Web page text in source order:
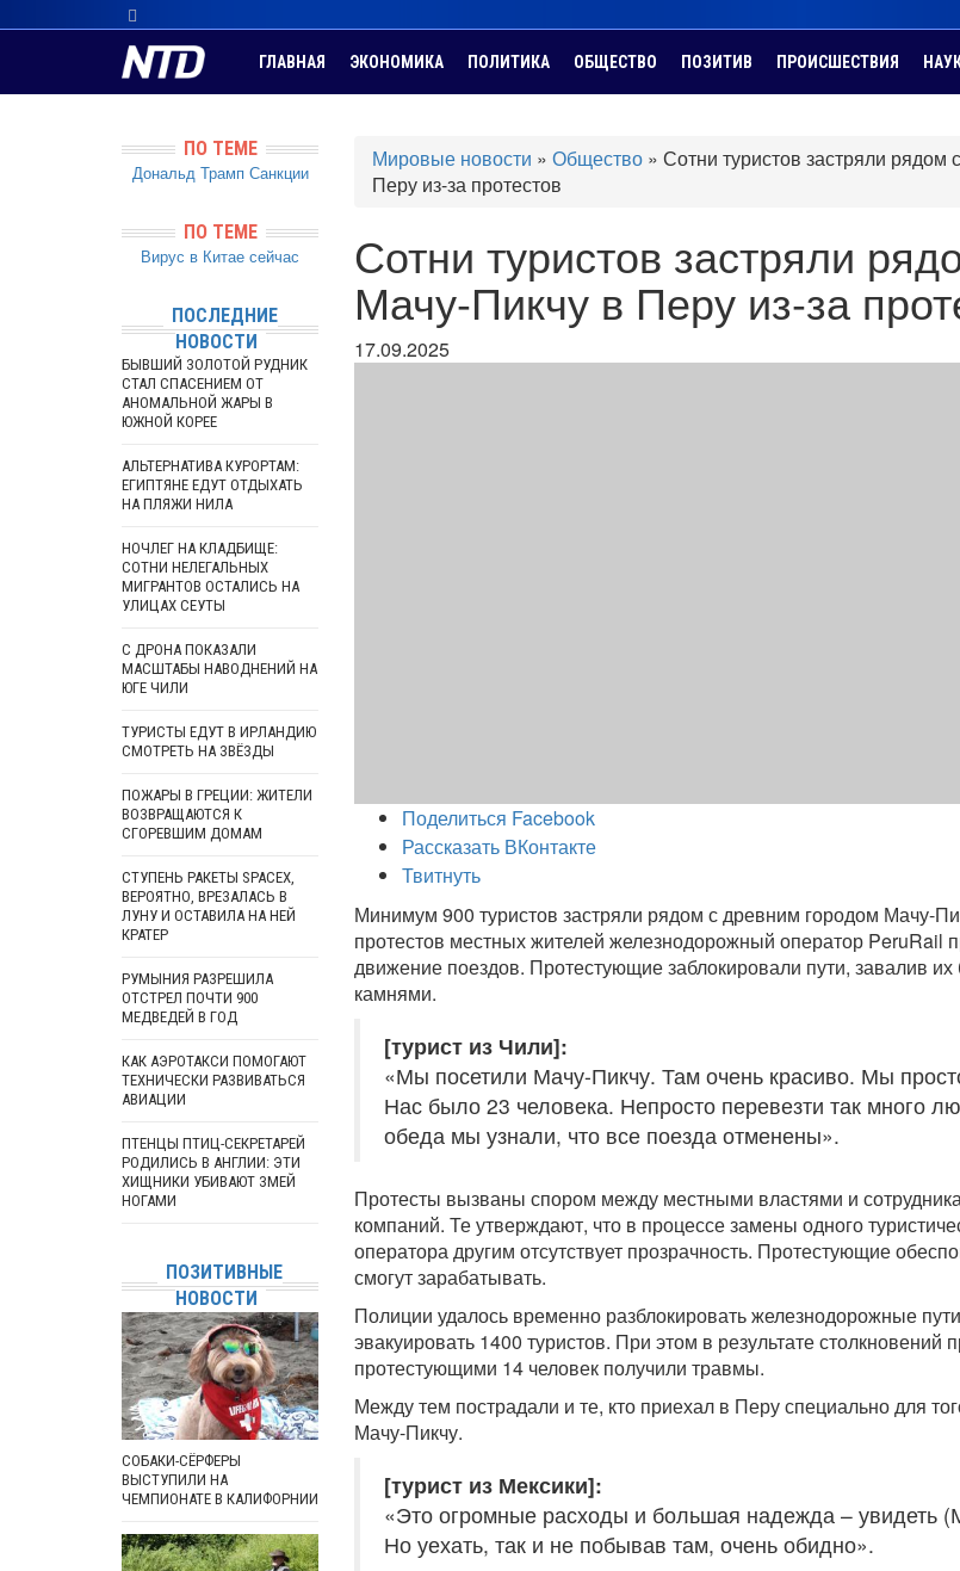
ГЛАВНАЯ ЭКОНОМИКА ПОЛИТИКА ОБЩЕСТВО ПОЗИТИВ ПРОИСШЕСТВИЯ
Мировые новости » Общество » Сотни туристов застряли рядом
Перу из-за протестов
Сотни туристов застряли
Мачу-Пикчу в Перу из-за
17.09.2025
Поделиться Facebook
Рассказать ВКонтакте
Твитнуть
Минимум 900 туристов застряли рядом с древним городом Мачу-
протестов местных жителей железнодорожный оператор PeruRail
движение поездов. Протестующие заблокировали пути, завалив
камнями.
[турист из Чили]:
«Мы посетили Мачу-Пикчу. Там очень красиво. Мы
Нас было 23 человека. Непросто перевезти так много
обеда мы узнали, что все поезда отменены».
Протесты вызваны спором между местными властями и
компаний. Те утверждают, что в процессе замены одного
оператора другим отсутствует прозрачность. Протестующие
смогут зарабатывать.
Полиции удалось временно разблокировать железнодорожные
эвакуировать 1400 туристов. При этом в результате столкновений
протестующими 14 человек получили травмы.
Между тем пострадали и те, кто приехал в Перу специально для
Мачу-Пикчу.
[турист из Мексики]:
«Это огромные расходы и большая надежда – увидеть
Но уехать, так и не побывав там, очень обидно».
ПО ТЕМЕ
Дональд Трамп Санкции
ПО ТЕМЕ
Вирус в Китае сейчас
ПОСЛЕДНИЕ
НОВОСТИ
БЫВШИЙ ЗОЛОТОЙ РУДНИК
СТАЛ СПАСЕНИЕМ ОТ
АНОМАЛЬНОЙ ЖАРЫ В
ЮЖНОЙ КОРЕЕ
АЛЬТЕРНАТИВА КУРОРТАМ:
ЕГИПТЯНЕ ЕДУТ ОТДЫХАТЬ
НА ПЛЯЖИ НИЛА
НОЧЛЕГ НА КЛАДБИЩЕ:
СОТНИ НЕЛЕГАЛЬНЫХ
МИГРАНТОВ ОСТАЛИСЬ НА
УЛИЦАХ СЕУТЫ
С ДРОНА ПОКАЗАЛИ
МАСШТАБЫ НАВОДНЕНИЙ НА
ЮГЕ ЧИЛИ
ТУРИСТЫ ЕДУТ В ИРЛАНДИЮ
СМОТРЕТЬ НА ЗВЁЗДЫ
ПОЖАРЫ В ГРЕЦИИ: ЖИТЕЛИ
ВОЗВРАЩАЮТСЯ К
СГОРЕВШИМ ДОМАМ
СТУПЕНЬ РАКЕТЫ SPACEX,
ВЕРОЯТНО, ВРЕЗАЛАСЬ В
ЛУНУ И ОСТАВИЛА НА НЕЙ
КРАТЕР
РУМЫНИЯ РАЗРЕШИЛА
ОТСТРЕЛ ПОЧТИ 900
МЕДВЕДЕЙ В ГОД
КАК АЭРОТАКСИ ПОМОГАЮТ
ТЕХНИЧЕСКИ РАЗВИВАТЬСЯ
АВИАЦИИ
ПТЕНЦЫ ПТИЦ-СЕКРЕТАРЕЙ
РОДИЛИСЬ В АНГЛИИ: ЭТИ
ХИЩНИКИ УБИВАЮТ ЗМЕЙ
НОГАМИ
ПОЗИТИВНЫЕ
НОВОСТИ
СОБАКИ-СЁРФЕРЫ
ВЫСТУПИЛИ НА
ЧЕМПИОНАТЕ В КАЛИФОРНИИ